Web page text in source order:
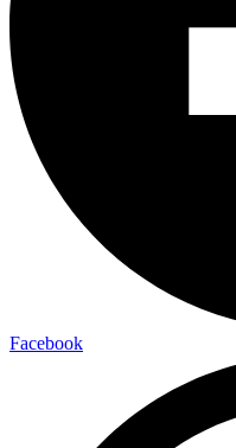
Facebook